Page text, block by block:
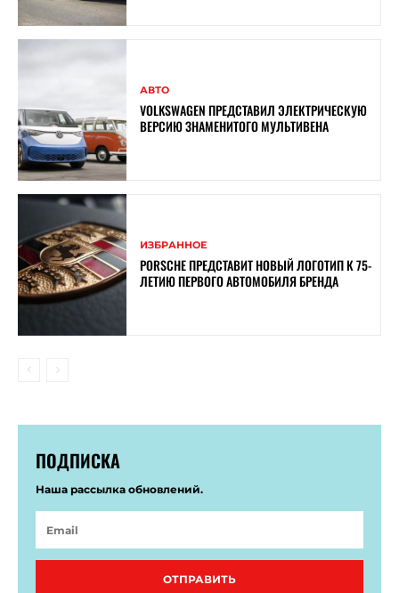
АВТО
VOLKSWAGEN ПРЕДСТАВИЛ ЭЛЕКТРИЧЕСКУЮ
ВЕРСИЮ ЗНАМЕНИТОГО МУЛЬТИВЕНА
ИЗБРАННОЕ
PORSCHE ПРЕДСТАВИТ НОВЫЙ ЛОГОТИП К 75-
ЛЕТИЮ ПЕРВОГО АВТОМОБИЛЯ БРЕНДА
ПОДПИСКА
Наша рассылка обновлений.
ОТПРАВИТЬ